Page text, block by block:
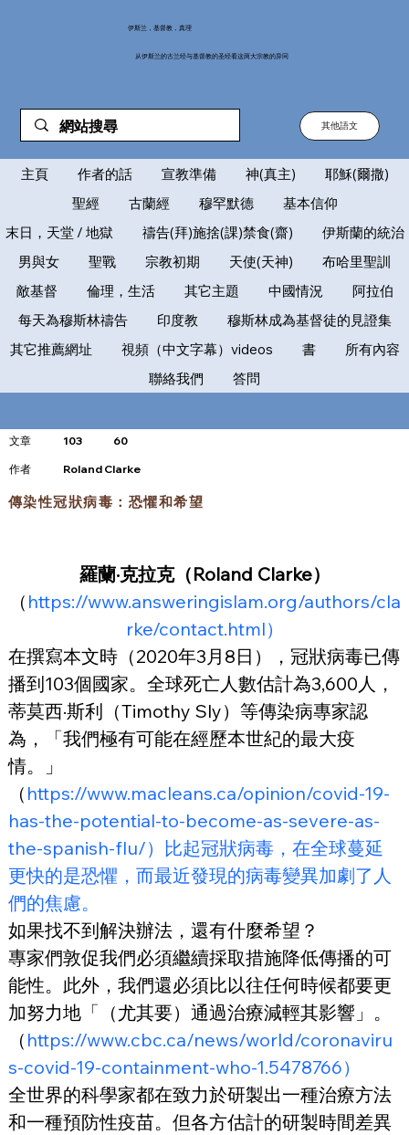
伊斯兰，基督教，真理
从伊斯兰的古兰经与基督教的圣经看这两大宗教的异同
其他語文
主頁 作者的話 宣教準備 神(真主)
耶穌(爾撒)
聖經
古蘭經 穆罕默德
基本信仰
末日，天堂 / 地獄
禱告(拜)施捨(課)禁食(齋)
伊斯蘭的統治
男與女
聖戰 宗教初期 天使(天神)
布哈里聖訓
敵基督
倫理，生活 其它主題 中國情況
阿拉伯
每天為穆斯林禱告
印度教
穆斯林成為基督徒的見證集
其它推薦網址
視頻（中文字幕）videos 書
所有內容
聯絡我們
答問
文章 103 60
​作者 Roland Clarke
傳染性冠狀病毒：恐懼和希望
羅蘭·克拉克（Roland Clarke）
（ https://www.answeringislam.org/authors/cla
rke/contact.html）
在撰寫本文時（2020年3月8日），冠狀病毒已傳
播到103個國家。全球死亡人數估計為3,600人，
蒂莫西·斯利（Timothy Sly）等傳染病專家認
為，「我們極有可能在經歷本世紀的最大疫
情。」
（ https://www.macleans.ca/opinion/covid-19-
has-the-potential-to-become-as-severe-as-
the-spanish-flu/）比起冠狀病毒，在全球蔓延
更快的是恐懼，而最近發現的病毒變異加劇了人
們的焦慮。
如果找不到解決辦法，還有什麼希望？
專家們敦促我們必須繼續採取措施降低傳播的可
能性。此外，我們還必須比以往任何時候都要更
加努力地「（尤其要）通過治療減輕其影響」。
（ https://www.cbc.ca/news/world/coronaviru
s-covid-19-containment-who-1.5478766）
全世界的科學家都在致力於研製出一種治療方法
和一種預防性疫苗。但各方估計的研製時間差異